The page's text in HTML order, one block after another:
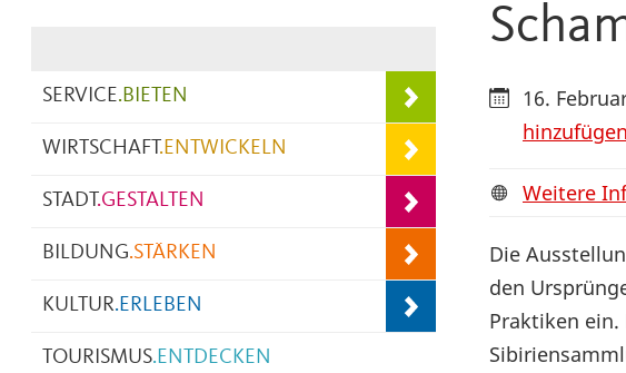
SERVICE.BIETEN
WIRTSCHAFT.ENTWICKELN
STADT.GESTALTEN
BILDUNG.STÄRKEN
KULTUR.ERLEBEN
TOURISMUS.ENTDECKEN
16.
hinzufügen
Weitere
Die
den
Praktiken ein.